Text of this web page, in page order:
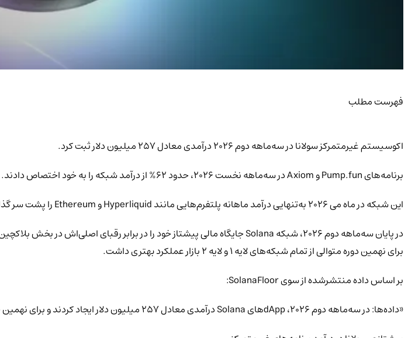
فهرست مطلب
اکوسیستم غیرمتمرکز سولانا در سه‌ماهه دوم 2026 درآمدی معادل 257 میلیون دلار ثبت کرد.
برنامه‌های Pump.fun و Axiom در سه‌ماهه نخست 2026، حدود 62% از درآمد شبکه را به خود اختصاص دادند.
این شبکه در ماه می 2026 به‌تنهایی درآمد ماهانه پلتفرم‌هایی مانند Hyperliquid و Ethereum را پشت سر گذاشت.
برای نهمین دوره متوالی از تمام شبکه‌های لایه 1 و لایه 2 بازار عملکرد بهتری داشت.
بر اساس داده منتشرشده از سوی SolanaFloor:
«داده‌ها: در سه‌ماهه دوم 2026، dAppهای Solana درآمدی معادل 257 میلیون دلار ایجاد کردند و برای نهمین فصل متوالی، در میان تمام بلاکچین‌های لایه 1 و لایه 2 پیشتاز بودند.»